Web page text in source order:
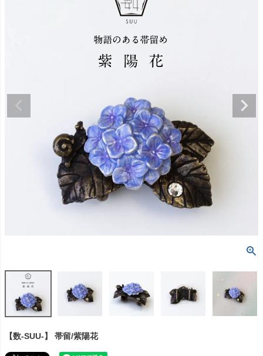
【数-SUU-】 帯留/紫陽花